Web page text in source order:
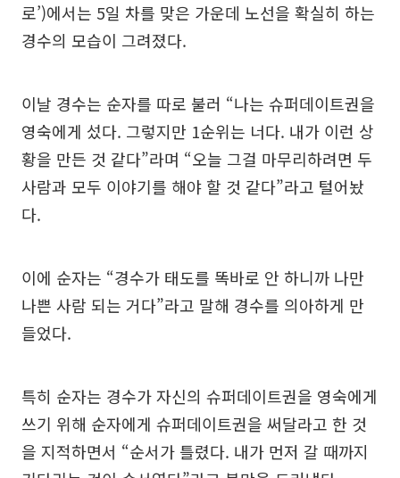
로’)에서는 5일 차를 맞은 가운데 노선을 확실히 하는
경수의 모습이 그려졌다.
이날 경수는 순자를 따로 불러 “나는 슈퍼데이트권을
영숙에게 섰다. 그렇지만 1순위는 너다. 내가 이런 상
황을 만든 것 같다”라며 “오늘 그걸 마무리하려면 두
사람과 모두 이야기를 해야 할 것 같다”라고 털어놨
다.
이에 순자는 “경수가 태도를 똑바로 안 하니까 나만
나쁜 사람 되는 거다”라고 말해 경수를 의아하게 만
들었다.
특히 순자는 경수가 자신의 슈퍼데이트권을 영숙에게
쓰기 위해 순자에게 슈퍼데이트권을 써달라고 한 것
을 지적하면서 “순서가 틀렸다. 내가 먼저 갈 때까지